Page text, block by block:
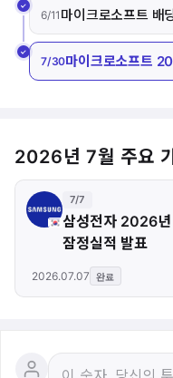
6/11 마이크로소프트 배
7/30
2026년 7월 주요
7/7
삼성전자 2026년
잠정실적 발표
2026.07.07 완료